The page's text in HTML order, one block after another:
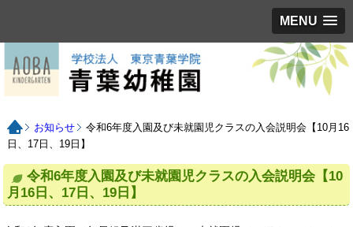
MENU
お知らせ
令和6年度入園及び未就園児クラスの入会説明会【10月16
日、17日、19日】
令和6年度入園及び未就園児クラスの入会説明会【10
月16日、17日、19日】